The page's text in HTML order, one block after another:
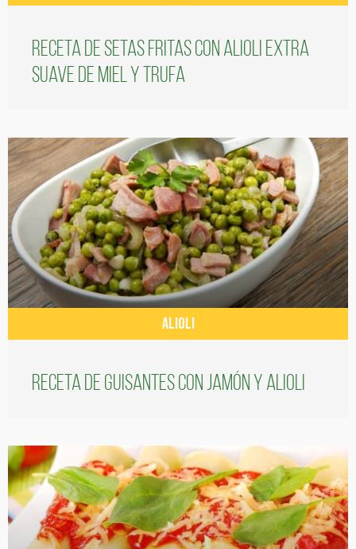
Receta de setas fritas con alioli extra
suave de miel y trufa
ALIOLI
Receta de guisantes con jamón y alioli